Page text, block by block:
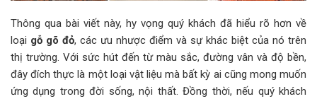
Thông qua bài viết này, hy vọng quý khách đã hiểu rõ hơn về
loại gỗ gõ đỏ, các ưu nhược điểm và sự khác biệt của nó trên
thị trường. Với sức hút đến từ màu sắc, đường vân và độ bền,
đây đích thực là một loại vật liệu mà bất kỳ ai cũng mong muốn
ứng dụng trong đời sống, nội thất. Đồng thời, nếu quý khách